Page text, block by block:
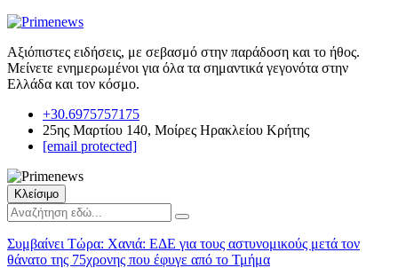
Αξιόπιστες ειδήσεις, με σεβασμό στην παράδοση και το ήθος.
Μείνετε ενημερωμένοι για όλα τα σημαντικά γεγονότα στην
Ελλάδα και τον κόσμο.
+30.6975757175
25ης Μαρτίου 140, Μοίρες Ηρακλείου Κρήτης
[email protected]
Κλείσιμο
Συμβαίνει Τώρα: Χανιά: ΕΔΕ για τους αστυνομικούς μετά τον
θάνατο της 75χρονης που έφυγε από το Τμήμα